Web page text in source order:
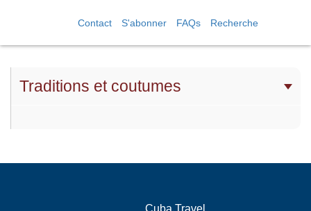
Contact S'abonner FAQs Recherche
Traditions et coutumes
Cuba.Travel